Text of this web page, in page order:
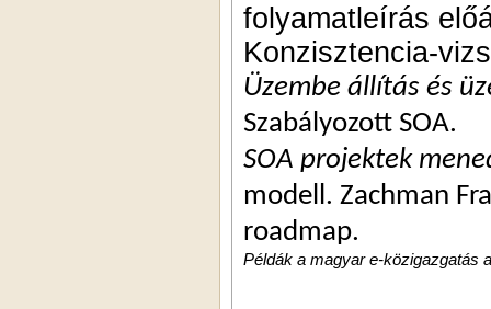
folyamatleírás
Konzisztencia-
Üzembe állítás és
Szabályozott SOA.
SOA projektek
modell. Zachman
roadmap.
Példák a magyar e-közigazgatás